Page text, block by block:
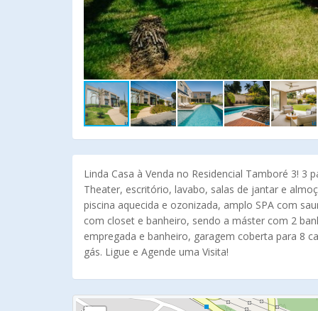
Linda Casa à Venda no Residencial Tamboré 3!
Theater, escritório, lavabo, salas de jantar e
piscina aquecida e ozonizada, amplo SPA com
com closet e banheiro, sendo a máster com 2
empregada e banheiro, garagem coberta para 8
gás. Ligue e Agende uma Visita!